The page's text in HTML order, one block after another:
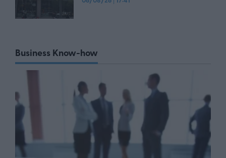
Business Know-how